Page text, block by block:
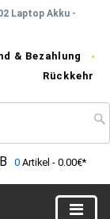
Laptop Akku -
& Bezahlung
Rückkehr
0 Artikel - 0.00€*